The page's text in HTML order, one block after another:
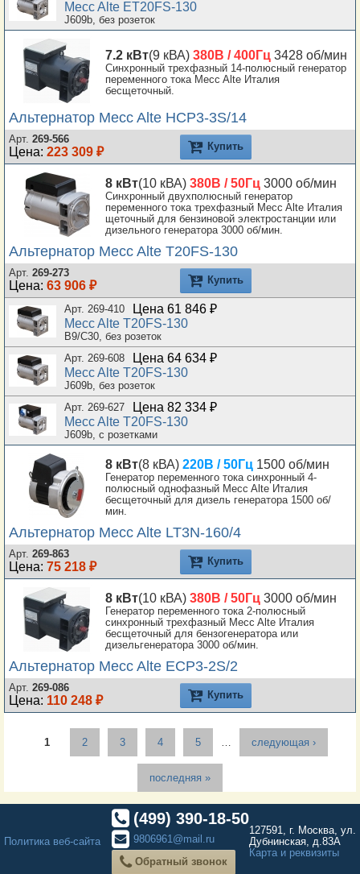
Mecc Alte ET20FS-130
J609b, без розеток
7.2 кВт(9 кВА) 380В / 400Гц 3428 об/мин
Синхронный трехфазный 14-полюсный генератор
переменного тока Mecc Alte Италия
бесщеточный.
Альтернатор Mecc Alte HCP3-3S/14
Арт. 269-566
Цена: 223 309 ₽ Купить
8 кВт(10 кВА) 380В / 50Гц 3000 об/мин
Синхронный двухполюсный генератор
переменного тока трехфазный Mecc Alte Италия
щеточный для бензиновой электростанции или
дизельного генератора 3000 об/мин.
Альтернатор Mecc Alte T20FS-130
Арт. 269-273
Цена: 63 906 ₽ Купить
Арт. 269-410
Цена 61 846 ₽
Mecc Alte T20FS-130
B9/C30, без розеток
Арт. 269-608
Цена 64 634 ₽
Mecc Alte T20FS-130
J609b, без розеток
Арт. 269-627
Цена 82 334 ₽
Mecc Alte T20FS-130
J609b, с розетками
8 кВт(8 кВА) 220В / 50Гц 1500 об/мин
Генератор переменного тока синхронный 4-
полюсный однофазный Mecc Alte Италия
бесщеточный для дизель генератора 1500 об/
мин.
Альтернатор Mecc Alte LT3N-160/4
Арт. 269-863
Цена: 75 218 ₽ Купить
8 кВт(10 кВА) 380В / 50Гц 3000 об/мин
Генератор переменного тока 2-полюсный
синхронный трехфазный Mecc Alte Италия
бесщеточный для бензогенератора или
дизельгенератора 3000 об/мин.
Альтернатор Mecc Alte ECP3-2S/2
Арт. 269-086
Цена: 110 248 ₽ Купить
Страницы
1 2 3 4 5 … следующая ›
последняя »
Политика веб-сайта
(499) 390-18-50
9806961@mail.ru
Обратный звонок
127591, г. Москва, ул.
Дубнинская, д.83А
Карта и реквизиты